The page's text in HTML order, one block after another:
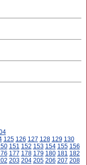
125 126 127 128 129 130
151 152 153 154 155 156
177 178 179 180 181 182
203 204 205 206 207 208